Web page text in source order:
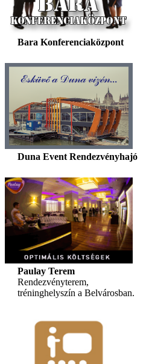
Bara Konferenciaközpont
Duna Event Rendezvényhajó
Paulay Terem
Rendezvényterem,
tréninghelyszín a Belvárosban.